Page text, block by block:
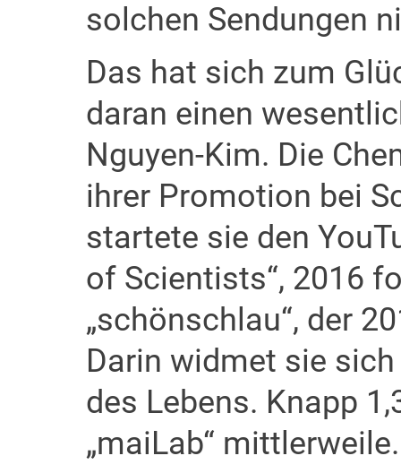
solchen Sendungen
Das hat sich zum
daran einen
Nguyen-Kim. Die
ihrer Promotion bei
startete sie den
of Scientists“, 2016
„schönschlau“, der
Darin widmet sie
des Lebens. Knapp
„maiLab“ mittlerweile.